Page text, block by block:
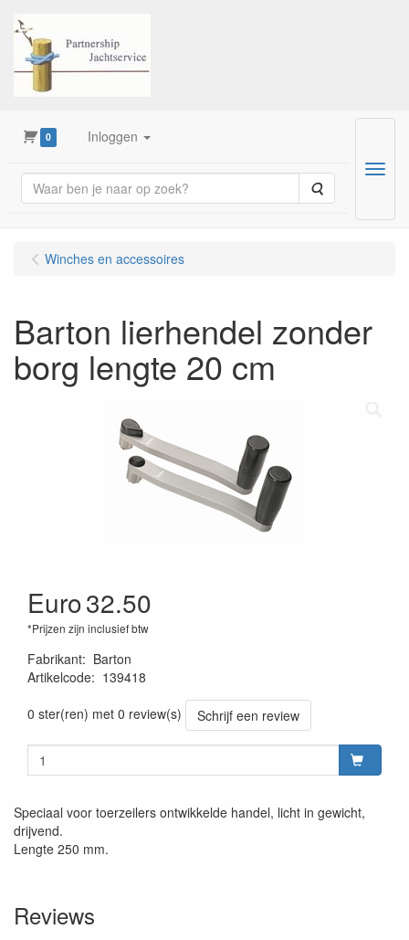
0 Inloggen
Zoeken
Menu
Winches en accessoires
Barton lierhendel zonder
borg lengte 20 cm
Euro32.50
*Prijzen zijn inclusief btw
Fabrikant: Barton
Artikelcode: 139418
0 ster(ren) met 0 review(s)
Schrijf een review
Speciaal voor toerzeilers ontwikkelde handel, licht in gewicht,
drijvend.
Lengte 250 mm.
Reviews